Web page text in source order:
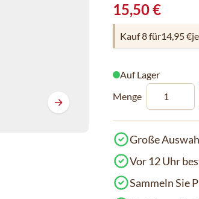
15,50 €
Kauf 8 für14,95 €
Auf Lager
Menge
Große
Vor 12 Uhr
Sammeln Sie